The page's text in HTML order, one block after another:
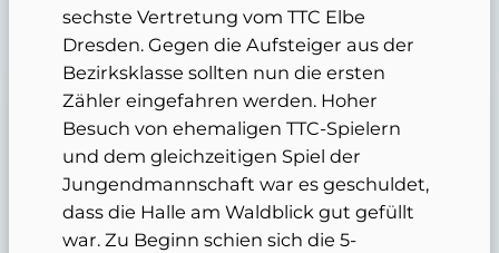
sechste Vertretung vom TTC Elbe
Dresden. Gegen die Aufsteiger aus der
Bezirksklasse sollten nun die ersten
Zähler eingefahren werden. Hoher
Besuch von ehemaligen TTC-Spielern
und dem gleichzeitigen Spiel der
Jungendmannschaft war es geschuldet,
dass die Halle am Waldblick gut gefüllt
war. Zu Beginn schien sich die 5-